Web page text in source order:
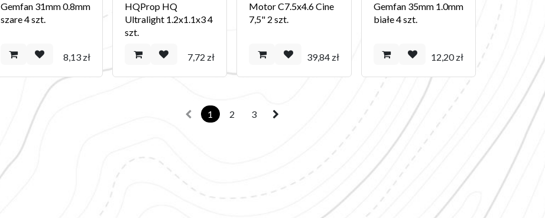
Gemfan 31mm 0.8mm
szare 4 szt.
8,13 zł
HQProp HQ
Ultralight 1.2x1.1x3 4
szt.
7,72 zł
Motor C7.5x4.6 Cine
7,5" 2 szt.
39,84zł
Gemfan 35mm 1.0mm
białe 4 szt.
12,20zł
1 2 3